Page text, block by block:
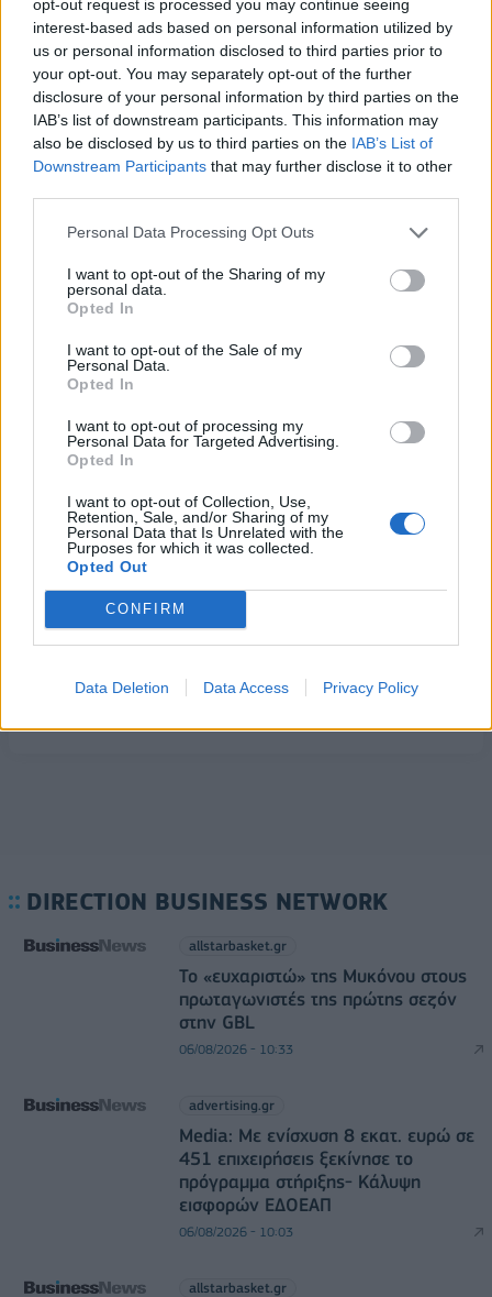
opt-out request is processed you may continue seeing
interest-based ads based on personal information utilized by
us or personal information disclosed to third parties prior to
your opt-out. You may separately opt-out of the further
disclosure of your personal information by third parties on the
IAB’s list of downstream participants. This information may
also be disclosed by us to third parties on the IAB’s List of
Downstream Participants that may further disclose it to other
Personal Data Processing Opt Outs
I want to opt-out of the Sharing of my
personal data.
Opted In
I want to opt-out of the Sale of my
Personal Data.
Opted In
I want to opt-out of processing my
Personal Data for Targeted Advertising.
Opted In
I want to opt-out of Collection, Use,
Retention, Sale, and/or Sharing of my
Personal Data that Is Unrelated with the
Purposes for which it was collected.
Opted Out
CONFIRM
Data Deletion Data Access Privacy Policy
ΔΗΜΟΦΙΛΗ
διασύνδεση Ελλάδας – Κύπρου
Όμιλος AKTOR: Εξαγοράζει το 75% των ΗΛΕΚΤΩΡ
05/08/2026 - 17:39
Ν. Χαρδαλιάς: Μηδενική ανοχή και σε νομικό
επίπεδο για τους υπαίτιους της πυρκαγιάς στη
Δυτική Αττική
05/08/2026 - 16:26 ΕΛΛΑΔΑ
ΗΠΑ: Επιβράδυνση των προσλήψεων στον ιδιωτικό
τομέα τον Ιούλιο - Δημιουργήθηκαν μόνο 44.000
θέσεις εργασίας
05/08/2026 - 17:16 ΚΟΣΜΟΣ
κατανάλωση αγαθών λόγω της ακρίβειας
DIRECTION BUSINESS NETWORK
allstarbasket.gr
Το «ευχαριστώ» της Μυκόνου στους
πρωταγωνιστές της πρώτης σεζόν
στην GBL
06/08/2026 - 10:33
advertising.gr
Media: Με ενίσχυση 8 εκατ. ευρώ σε
451 επιχειρήσεις ξεκίνησε το
πρόγραμμα στήριξης- Κάλυψη
εισφορών ΕΔΟΕΑΠ
06/08/2026 - 10:03
allstarbasket.gr